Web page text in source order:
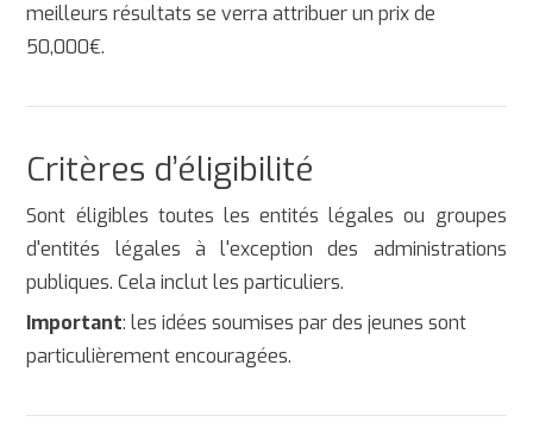
meilleurs résultats se verra attribuer un prix de
50,000€.
Critères d’éligibilité
Sont éligibles toutes les entités légales ou groupes
d'entités légales à l'exception des administrations
publiques. Cela inclut les particuliers.
Important: les idées soumises par des jeunes sont
particulièrement encouragées.